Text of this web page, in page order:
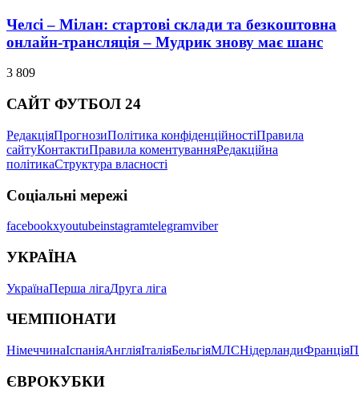
Челсі – Мілан: стартові склади та безкоштовна
онлайн-трансляція – Мудрик знову має шанс
3 809
САЙТ ФУТБОЛ 24
РедакціяПрогнозиПолітика конфіденційностіПравила
сайтуКонтактиПравила коментуванняРедакційна
політикаСтруктура власності
Соціальні мережі
facebookxyoutubeinstagramtelegramviber
УКРАЇНА
УкраїнаПерша лігаДруга ліга
ЧЕМПІОНАТИ
НімеччинаІспаніяАнгліяІталіяБельгіяМЛСНідерландиФранція
ЄВРОКУБКИ